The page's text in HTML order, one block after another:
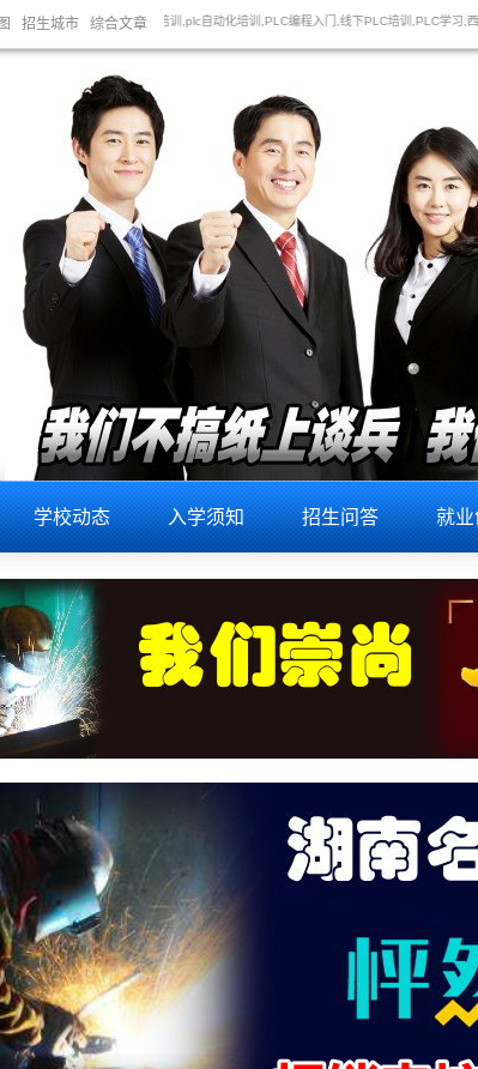
招生城市 综合文章
程培训,plc自动化培训,PLC编程入门,线下PLC培训,PLC学习,西门子PLC培
学校动态 入学须知 招生问答 就业